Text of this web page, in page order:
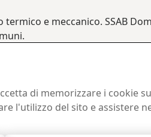
e meccanico. SSAB
le brochure SSAB su
salute e la sicurezza
di memorizzare i cookie
l'utilizzo del sito e assistere